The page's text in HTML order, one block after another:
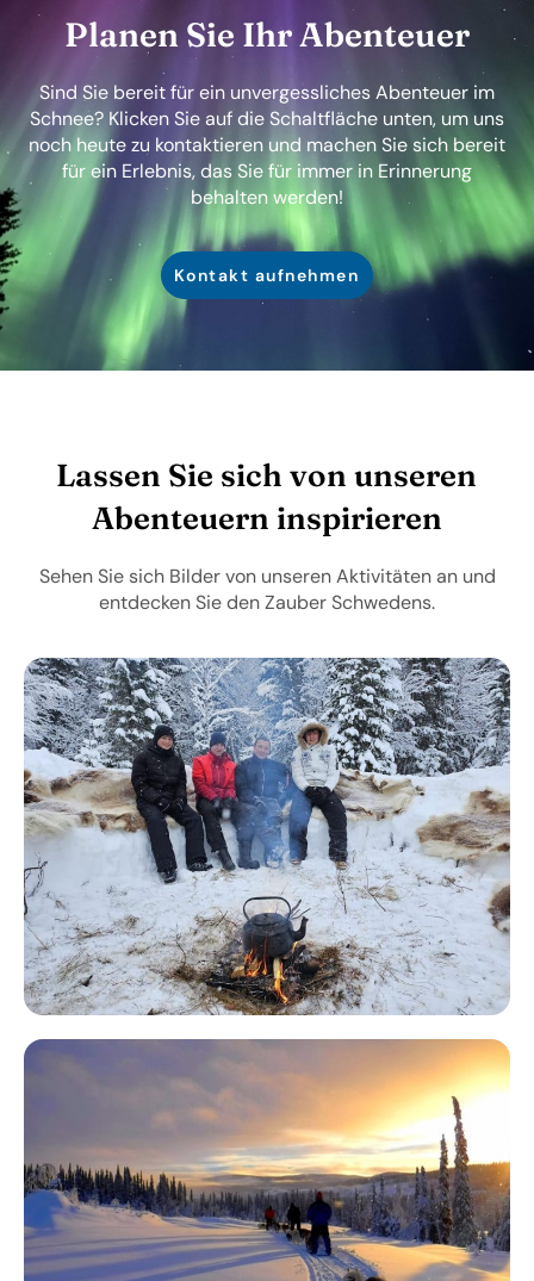
Planen Sie Ihr Abenteuer
Sind Sie bereit für ein unvergessliches Abenteuer im
Schnee? Klicken Sie auf die Schaltfläche unten, um uns
noch heute zu kontaktieren und machen Sie sich bereit
für ein Erlebnis, das Sie für immer in Erinnerung
behalten werden!
Kontakt aufnehmen
Lassen Sie sich von unseren
Abenteuern inspirieren
Sehen Sie sich Bilder von unseren Aktivitäten an und
entdecken Sie den Zauber Schwedens.